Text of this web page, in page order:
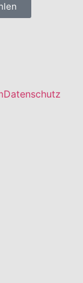
Datenschutz